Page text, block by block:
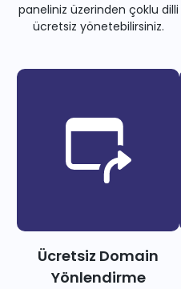
paneliniz üzerinden çoklu dilli
ücretsiz yönetebilirsiniz.
Ücretsiz Domain
Yönlendirme